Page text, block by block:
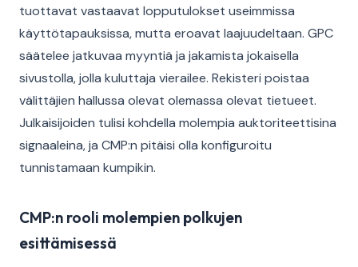
tuottavat vastaavat lopputulokset useimmissa
käyttötapauksissa, mutta eroavat laajuudeltaan. GPC
säätelee jatkuvaa myyntiä ja jakamista jokaisella
sivustolla, jolla kuluttaja vierailee. Rekisteri poistaa
välittäjien hallussa olevat olemassa olevat tietueet.
Julkaisijoiden tulisi kohdella molempia auktoriteettisina
signaaleina, ja CMP:n pitäisi olla konfiguroitu
tunnistamaan kumpikin.
CMP:n rooli molempien polkujen
esittämisessä